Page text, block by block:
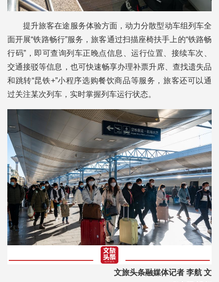
提升旅客在途服务体验方面，动力分散型动车组列车全
面开展“铁路畅行”服务，旅客通过扫描座椅扶手上的“铁路畅
行码”，即可查询列车正晚点信息、运行位置、接续车次、
交通接驳等信息，也可快速畅享办理补票升席、查找遗失品
和跳转“昆铁+”小程序选购餐饮商品等服务，旅客还可以通
过关注某次列车，实时掌握列车运行状态。
文旅头条融媒体记者 李航 文